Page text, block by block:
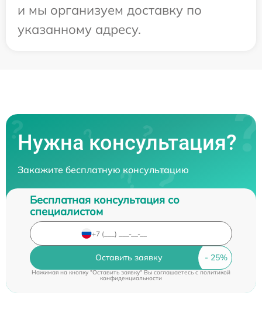
и мы организуем доставку по
указанному адресу.
Нужна консультация?
Закажите бесплатную консультацию
Бесплатная консультация со
специалистом
Оставить заявку
Нажимая на кнопку "Оставить заявку" Вы соглашаетесь c политикой
конфиденциальности